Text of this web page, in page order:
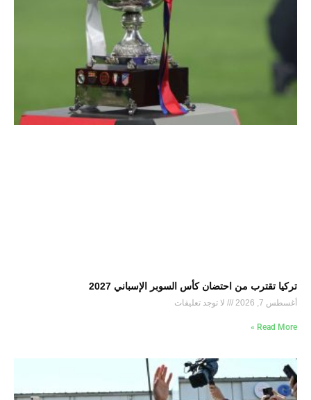
تركيا تقترب من احتضان كأس السوبر الإسباني 2027
أغسطس 7, 2026 لا توجد تعليقات
Read More »